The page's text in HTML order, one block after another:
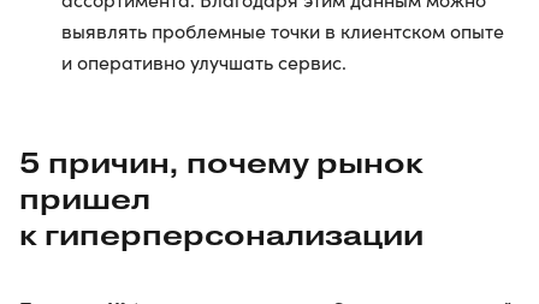
выявлять проблемные точки в клиентском опыте
и оперативно улучшать сервис.
5 причин, почему рынок
пришел
к гиперперсонализации